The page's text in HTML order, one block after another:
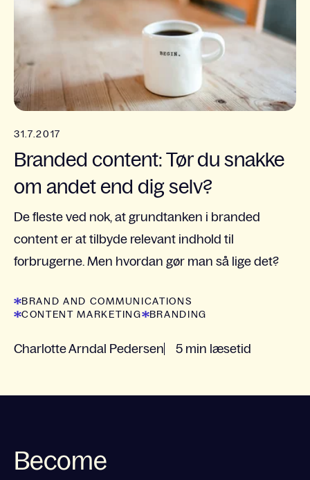
31.7.2017
Branded content: Tør du snakke
om andet end dig selv?
De fleste ved nok, at grundtanken i branded
content er at tilbyde relevant indhold til
forbrugerne. Men hvordan gør man så lige det?
BRAND AND COMMUNICATIONS
CONTENT MARKETING
BRANDING
Charlotte Arndal Pedersen 5 min læsetid
Become